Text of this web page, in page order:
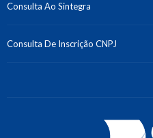
Consulta Ao Sintegra
Consulta De Inscrição CNPJ